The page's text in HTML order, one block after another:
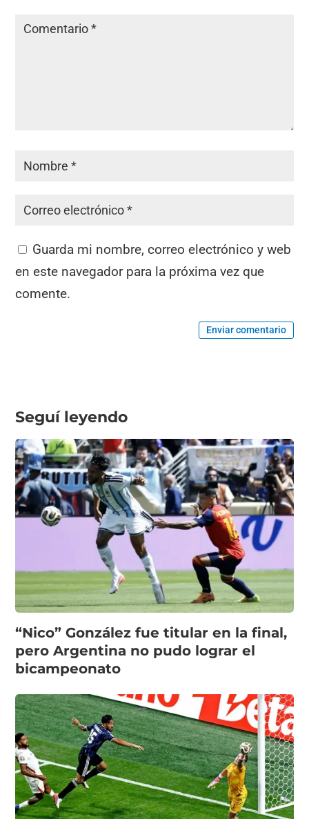
Guarda mi nombre, correo electrónico y web
en este navegador para la próxima vez que
comente.
Enviar comentario
Seguí leyendo
“Nico” González fue titular en la final,
pero Argentina no pudo lograr el
bicampeonato